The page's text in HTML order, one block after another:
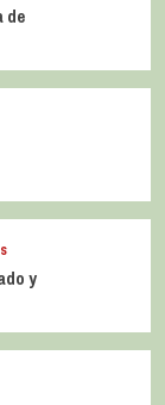
de
y